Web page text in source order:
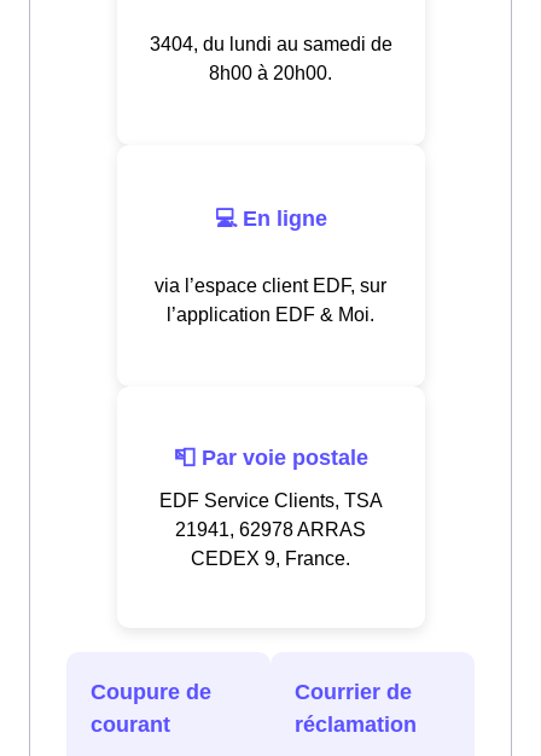
3404, du lundi au samedi de
8h00 à 20h00.
💻 En ligne
via l’espace client EDF, sur
l’application EDF & Moi.
📮 Par voie postale
EDF Service Clients, TSA
21941, 62978 ARRAS
CEDEX 9, France.
Coupure de
courant
Courrier de
réclamation